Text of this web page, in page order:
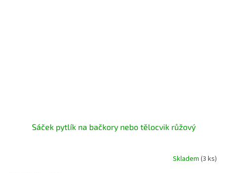
Sáček pytlík na bačkory nebo tělocvik růžový
Skladem (3 ks)